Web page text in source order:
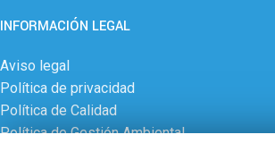
INFORMACIÓN LEGAL
Aviso legal
Política de privacidad
Política de Calidad
Política de Gestión Ambiental